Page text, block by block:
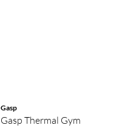
Gasp
Gasp Thermal Gym